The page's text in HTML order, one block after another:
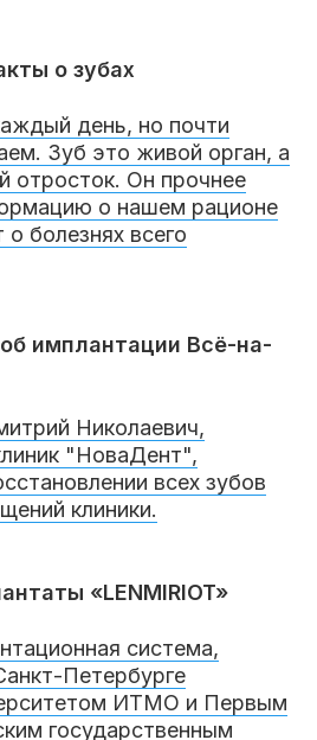
Виниры
стоматология
Лечение десен
(16 категорий)
Центр доктора
Красногорск
и франшизы (10)
о зубах
день, но почти
Зуб это живой орган, а
отросток. Он прочнее
о нашем рационе
болезнях всего
имплантации Всё-на-
Николаевич,
"НоваДент",
всех зубов
клиники.
«LENMIRIOT»
система,
Петербурге
ИТМО и Первым
государственным